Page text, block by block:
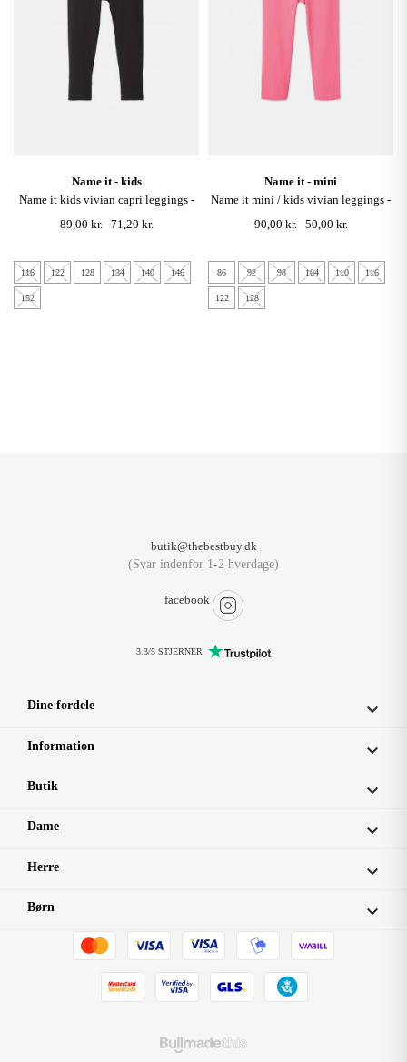
name it - kids
name it kids vivian capri leggings -
sort
89,00 kr. 71,20 kr.
116 122 128 134 140 146
152
name it - mini
name it mini / kids vivian leggings -
morning glory
90,00 kr. 50,00 kr.
86 92 98 104 110 116
122 128
butik@thebestbuy.dk
(Svar indenfor 1-2 hverdage)
facebook
3.3/5 STJERNER
Dine fordele 
Information 
Butik 
Dame 
Herre 
Børn 